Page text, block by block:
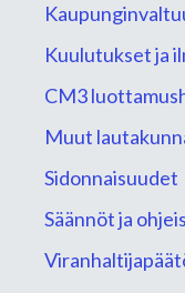
Kuulutukset ja
CM3
Muut
Sidonnaisuudet
Säännöt ja